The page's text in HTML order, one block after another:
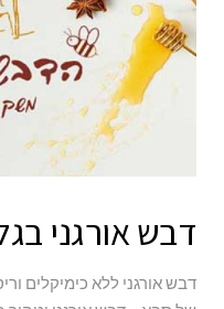
דבש אורגני
דבש אורגני ללא כימיקלים